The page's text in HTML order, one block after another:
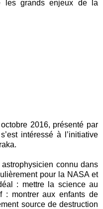
les grands enjeux de la
2016, présenté par
s’est intéressé à l’initiative
connu dans
pour la NASA et
: mettre la science au
: montrer aux enfants de
source de destruction